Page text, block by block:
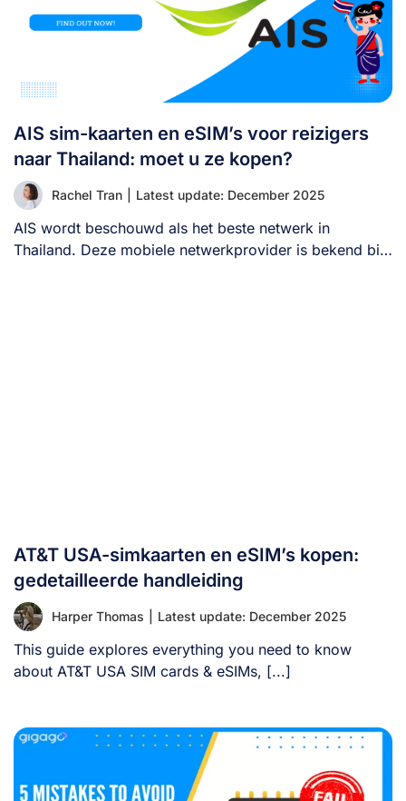
AIS sim-kaarten en eSIM’s voor reizigers
naar Thailand: moet u ze kopen?
Rachel Tran Latest update: December 2025
AIS wordt beschouwd als het beste netwerk in
Thailand. Deze mobiele netwerkprovider is bekend bij
AT&T USA-simkaarten en eSIM’s kopen:
gedetailleerde handleiding
Harper Thomas Latest update: December 2025
This guide explores everything you need to know
about AT&T USA SIM cards & eSIMs, [...]